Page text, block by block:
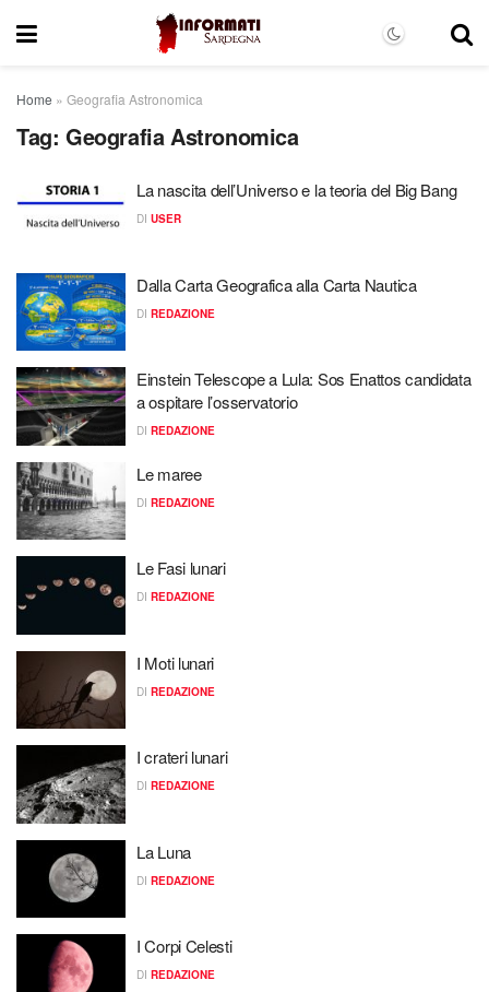
Home » Geografia Astronomica
Tag: Geografia Astronomica
La nascita dell’Universo e la teoria del Big Bang
DI USER
Dalla Carta Geografica alla Carta Nautica
DI REDAZIONE
Einstein Telescope a Lula: Sos Enattos candidata
a ospitare l’osservatorio
DI REDAZIONE
Le maree
DI REDAZIONE
Le Fasi lunari
DI REDAZIONE
I Moti lunari
DI REDAZIONE
I crateri lunari
DI REDAZIONE
La Luna
DI REDAZIONE
I Corpi Celesti
DI REDAZIONE